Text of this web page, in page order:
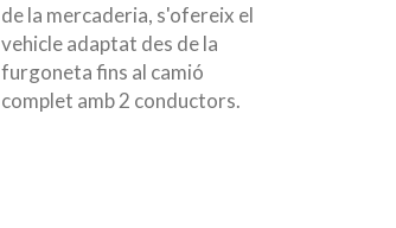
de la mercaderia, s'ofereix el
vehicle adaptat des de la
furgoneta fins al camió
complet amb 2 conductors.